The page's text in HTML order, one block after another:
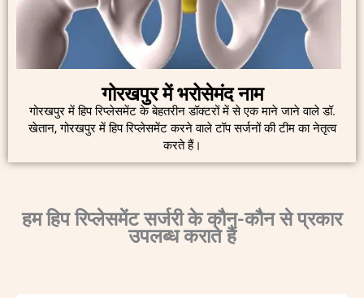
गोरखपुर में भरोसेमंद नाम
गोरखपुर में हिप रिप्लेसमेंट के बेहतरीन डॉक्टरों में से एक माने जाने वाले डॉ.
खेतान, गोरखपुर में हिप रिप्लेसमेंट करने वाले टॉप सर्जनों की टीम का नेतृत्व
करते हैं।
हम हिप रिप्लेसमेंट सर्जरी के कौन-कौन से प्रकार
उपलब्ध कराते हैं